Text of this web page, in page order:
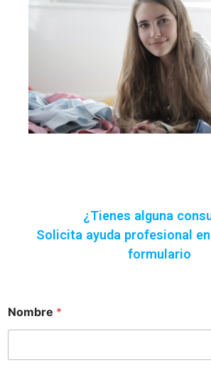
¿Tienes alguna
Solicita ayuda profesional
formulario
Nombre *